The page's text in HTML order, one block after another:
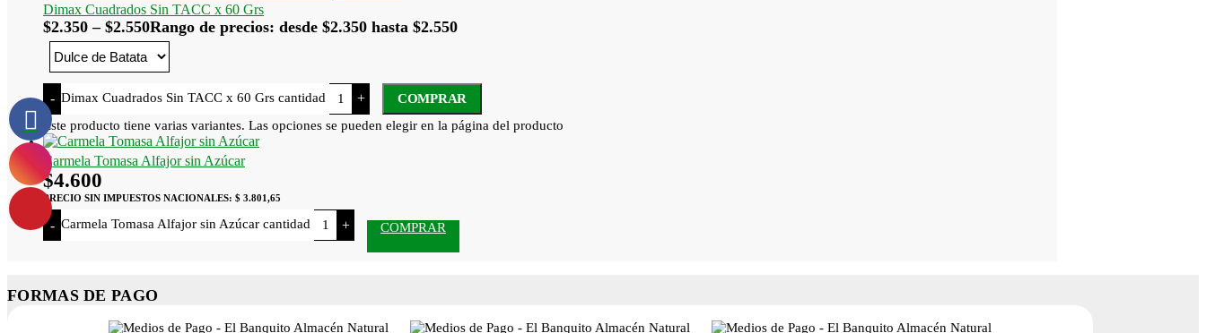
Dimax Cuadrados Sin TACC x 60 Grs
$2.350 – $2.550Rango de precios: desde $2.350 hasta $2.550
- Dimax Cuadrados Sin TACC x 60 Grs cantidad +
COMPRAR
Este producto tiene varias variantes. Las opciones se pueden elegir en la página del producto
Carmela Tomasa Alfajor sin Azúcar
$4.600
PRECIO SIN IMPUESTOS NACIONALES: $ 3.801,65
- Carmela Tomasa Alfajor sin Azúcar cantidad + COMPRAR
FORMAS DE PAGO